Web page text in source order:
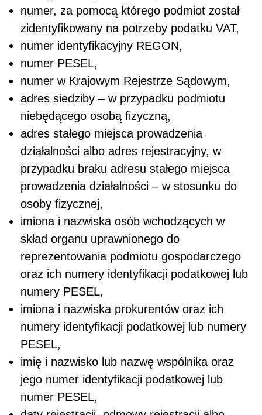
numer, za pomocą którego podmiot został
zidentyfikowany na potrzeby podatku VAT,
numer identyfikacyjny REGON,
numer PESEL,
numer w Krajowym Rejestrze Sądowym,
adres siedziby – w przypadku podmiotu
niebędącego osobą fizyczną,
adres stałego miejsca prowadzenia
działalności albo adres rejestracyjny, w
przypadku braku adresu stałego miejsca
prowadzenia działalności – w stosunku do
osoby fizycznej,
imiona i nazwiska osób wchodzących w
skład organu uprawnionego do
reprezentowania podmiotu gospodarczego
oraz ich numery identyfikacji podatkowej lub
numery PESEL,
imiona i nazwiska prokurentów oraz ich
numery identyfikacji podatkowej lub numery
PESEL,
imię i nazwisko lub nazwę wspólnika oraz
jego numer identyfikacji podatkowej lub
numer PESEL,